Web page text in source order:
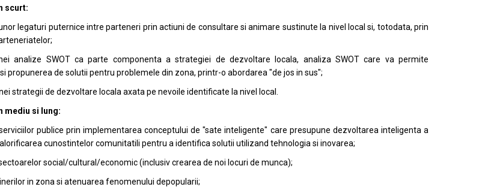
scurt:
legaturi puternice intre parteneri prin actiuni de consultare si animare sustinute la nivel local si, totodata, prin
analize SWOT ca parte componenta a strategiei de dezvoltare locala, analiza SWOT care va permite
propunerea de solutii pentru problemele din zona, printr-o abordarea "de jos in sus";
strategii de dezvoltare locala axata pe nevoile identificate la nivel local.
mediu si lung:
publice prin implementarea conceptului de "sate inteligente" care presupune dezvoltarea inteligenta a
cunostintelor comunitatili pentru a identifica solutii utilizand tehnologia si inovarea;
social/cultural/economic (inclusiv crearea de noi locuri de munca);
in zona si atenuarea fenomenului depopularii;